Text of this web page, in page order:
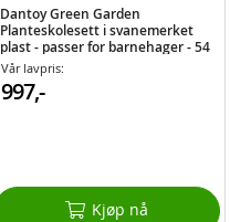
Dantoy Green Garden
Planteskolesett i svanemerket
plast - passer for barnehager - 54
deler
Vår lavpris:
997,-
Kjøp nå